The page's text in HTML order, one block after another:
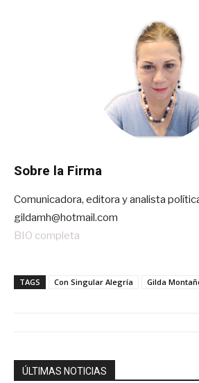
Sobre la Firma
Comunicadora, editora y analista
gildamh@hotmail.com
BIO completa
TAGS Con Singular Alegría Gilda
ÚLTIMAS NOTICIAS